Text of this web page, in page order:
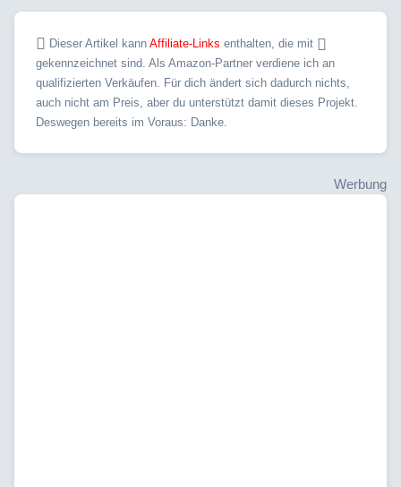
Dieser Artikel kann Affiliate-Links enthalten, die mit
gekennzeichnet sind. Als Amazon-Partner verdiene ich an
qualifizierten Verkäufen. Für dich ändert sich dadurch nichts,
auch nicht am Preis, aber du unterstützt damit dieses Projekt.
Deswegen bereits im Voraus: Danke.
Werbung